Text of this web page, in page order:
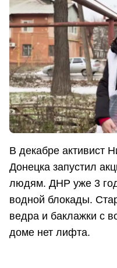
В декабре активист
Донецка запустил
людям. ДНР уже 3
водной блокады.
ведра и баклажки с
доме нет лифта.